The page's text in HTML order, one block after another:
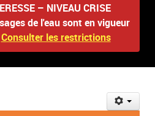
– NIVEAU CRISE
de l'eau sont en vigueur
Consulter les restrictions